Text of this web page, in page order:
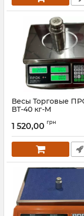
Весы Торговые
ВТ-40 кг-М
1 520,00 грн